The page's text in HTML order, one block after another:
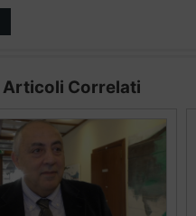
Articoli Correlati